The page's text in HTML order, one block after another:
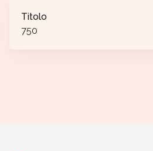
Titolo
750